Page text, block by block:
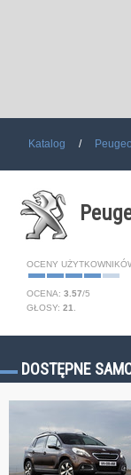
Katalog
OCENY
OCENA: 3.57/5
GŁOSY: 21
DOSTĘPNE